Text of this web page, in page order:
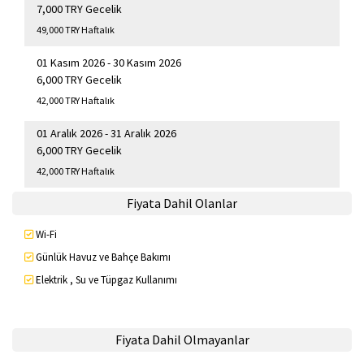
7,000 TRY Gecelik
49,000 TRY Haftalık
01 Kasım 2026 - 30 Kasım 2026
6,000 TRY Gecelik
42,000 TRY Haftalık
01 Aralık 2026 - 31 Aralık 2026
6,000 TRY Gecelik
42,000 TRY Haftalık
Fiyata Dahil Olanlar
Wi-Fi
Günlük Havuz ve Bahçe Bakımı
Elektrik , Su ve Tüpgaz Kullanımı
Fiyata Dahil Olmayanlar